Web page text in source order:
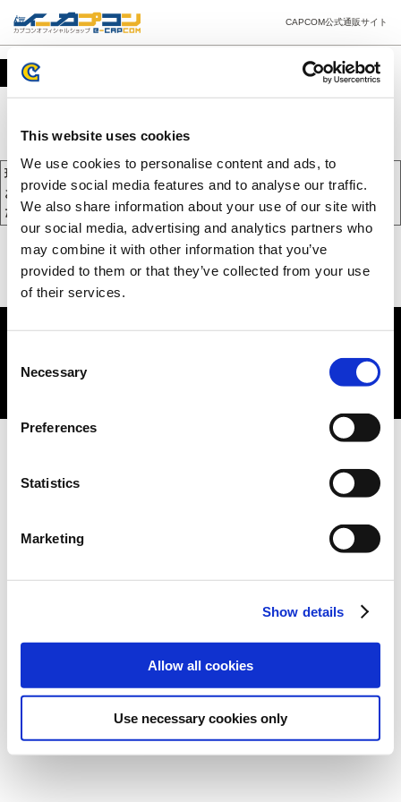
This website uses cookies
We use cookies to personalise content and ads, to
provide social media features and to analyse our traffic.
We also share information about your use of our site with
our social media, advertising and analytics partners who
may combine it with other information that you’ve
provided to them or that they’ve collected from your use
of their services.
Selection
Necessary
Preferences
Statistics
Marketing
Show details
Allow all cookies
Use necessary cookies only
CAPCOM公式通販サイト
カート
現在、カートには商品が入っておりません。
お買い物を続けるには下の 「お買い物を続ける」 をクリックしてく
ださい。